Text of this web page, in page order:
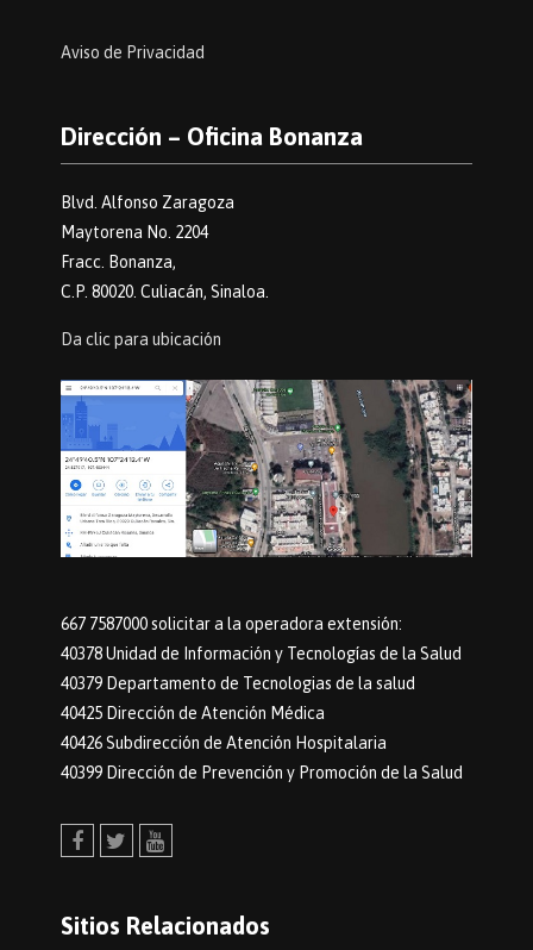
Aviso de Privacidad
Dirección – Oficina Bonanza
Blvd. Alfonso Zaragoza
Maytorena No. 2204
Fracc. Bonanza,
C.P. 80020. Culiacán, Sinaloa.
Da clic para ubicación
667 7587000 solicitar a la operadora extensión:
40378 Unidad de Información y Tecnologías de la Salud
40379 Departamento de Tecnologias de la salud
40425 Dirección de Atención Médica
40426 Subdirección de Atención Hospitalaria
40399 Dirección de Prevención y Promoción de la Salud
Sitios Relacionados